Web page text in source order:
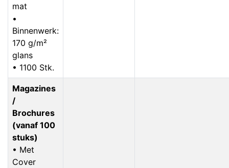
mat
•
Binnenwerk:
170 g/m²
glans
• 1100 Stk.
Magazines
/
Brochures
(vanaf 100
stuks)
• Met
Cover